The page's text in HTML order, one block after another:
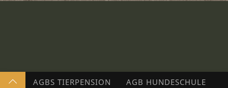
AGBS TIERPENSION
AGB HUNDESCHULE